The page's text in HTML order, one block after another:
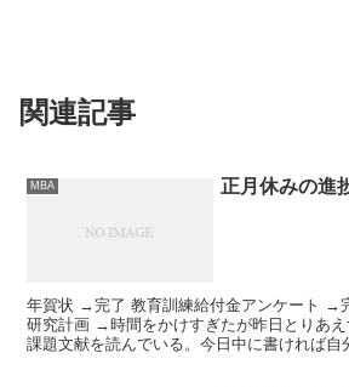
関連記事
MBA 正月休みの進
年賀状 →完了 教育訓練給付金アンケート →
研究計画 →時間をかけすぎたが昨日とりあ
課題文献を読んでいる。今日中に書ければ自